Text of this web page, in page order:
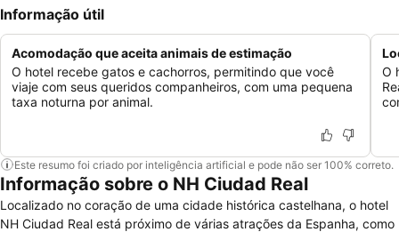
Informação útil
Acomodação que aceita animais de estimação
O hotel recebe gatos e cachorros, permitindo que você
viaje com seus queridos companheiros, com uma pequena
taxa noturna por animal.
O
Este resumo foi criado por inteligência artificial e pode não ser 100% correto.
Informação sobre o NH Ciudad Real
Localizado no coração de uma cidade histórica castelhana, o hotel
NH Ciudad Real está próximo de várias atrações da Espanha, como